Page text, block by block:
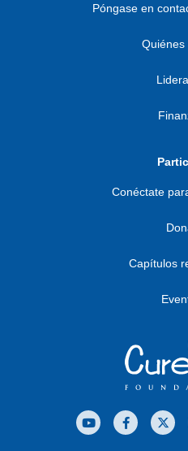
Póngase en
Quiénes
Conéctate
Capítulos